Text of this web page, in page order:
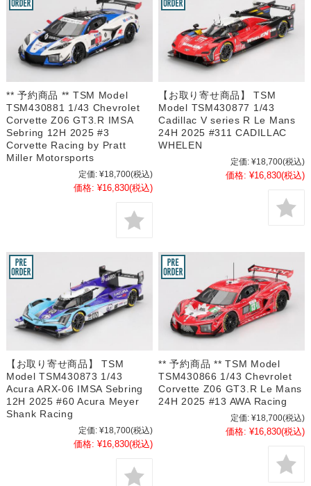
** 予約商品 ** TSM Model
TSM430881 1/43 Chevrolet
Corvette Z06 GT3.R IMSA
Sebring 12H 2025 #3
Corvette Racing by Pratt
Miller Motorsports
定価: ¥18,700(税込)
価格: ¥16,830(税込)
【お取り寄せ商品】 TSM
Model TSM430877 1/43
Cadillac V series R Le Mans
24H 2025 #311 CADILLAC
WHELEN
定価: ¥18,700(税込)
価格: ¥16,830(税込)
【お取り寄せ商品】 TSM
Model TSM430873 1/43
Acura ARX-06 IMSA Sebring
12H 2025 #60 Acura Meyer
Shank Racing
定価: ¥18,700(税込)
価格: ¥16,830(税込)
** 予約商品 ** TSM Model
TSM430866 1/43 Chevrolet
Corvette Z06 GT3.R Le Mans
24H 2025 #13 AWA Racing
定価: ¥18,700(税込)
価格: ¥16,830(税込)